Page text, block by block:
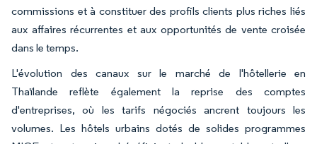
commissions et à constituer des profils clients plus riches liés
aux affaires récurrentes et aux opportunités de vente croisée
dans le temps.
L'évolution des canaux sur le marché de l'hôtellerie en
Thaïlande reflète également la reprise des comptes
d'entreprises, où les tarifs négociés ancrent toujours les
volumes. Les hôtels urbains dotés de solides programmes